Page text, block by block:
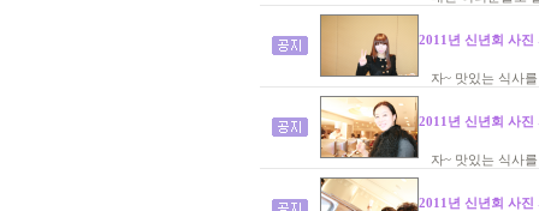
2011년 신년회 사진
자~ 맛있는 식사
2011년 신년회 사진
자~ 맛있는 식사
2011년 신년회 사진